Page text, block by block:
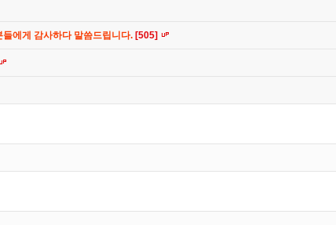
에게 감사하다 말씀드립니다. [505]